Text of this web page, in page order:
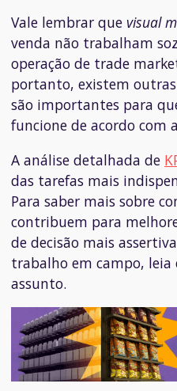
Vale lembrar que visual
venda não trabalham
operação de trade
portanto, existem
são importantes para
funcione de acordo com
A análise detalhada de
das tarefas mais
Para saber mais sobre
contribuem para
de decisão mais
trabalho em campo, leia
assunto.